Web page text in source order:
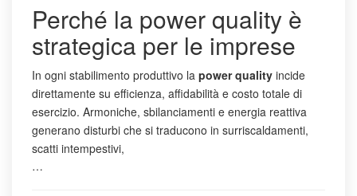
Perché la power quality è
strategica per le imprese
In ogni stabilimento produttivo la power quality incide
direttamente su efficienza, affidabilità e costo totale di
esercizio. Armoniche, sbilanciamenti e energia reattiva
generano disturbi che si traducono in surriscaldamenti,
scatti intempestivi,
…